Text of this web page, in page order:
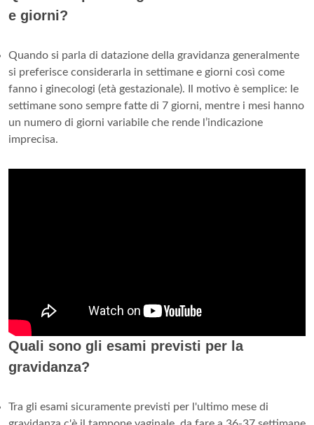
e giorni?
Quando si parla di datazione della gravidanza generalmente
si preferisce considerarla in settimane e giorni così come
fanno i ginecologi (età gestazionale). Il motivo è semplice: le
settimane sono sempre fatte di 7 giorni, mentre i mesi hanno
un numero di giorni variabile che rende l’indicazione
imprecisa.
Quali sono gli esami previsti per la
gravidanza?
Tra gli esami sicuramente previsti per l'ultimo mese di